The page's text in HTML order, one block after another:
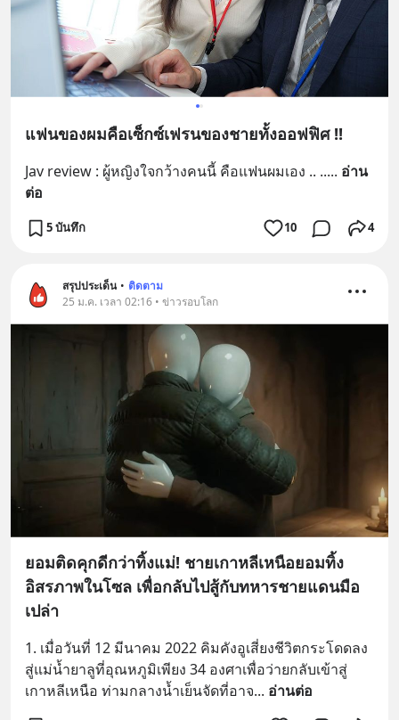
แฟนของผมคือเซ็กซ์เฟรนของชายทั้งออฟฟิศ !!
Jav review : ผู้หญิงใจกว้างคนนี้ คือแฟนผมเอง .. ..... อ่าน
ต่อ
5 บันทึก 10 4
สรุปประเด็น • ติดตาม
25 ม.ค. เวลา 02:16 • ข่าวรอบโลก
ยอมติดคุกดีกว่าทิ้งแม่! ชายเกาหลีเหนือยอมทิ้ง
อิสรภาพในโซล เพื่อกลับไปสู้กับทหารชายแดนมือ
เปล่า
1. เมื่อวันที่ 12 มีนาคม 2022 คิมคังอูเสี่ยงชีวิตกระโดดลง
สู่แม่น้ำยาลูที่อุณหภูมิเพียง 34 องศาเพื่อว่ายกลับเข้าสู่
เกาหลีเหนือ ท่ามกลางน้ำเย็นจัดที่อาจ... อ่านต่อ